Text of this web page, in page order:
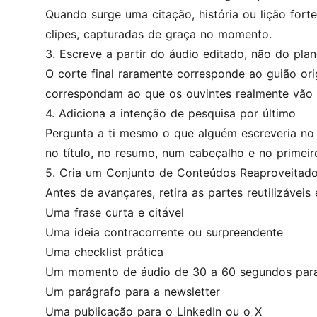
Quando surge uma citação, história ou lição
clipes, capturadas de graça no momento.
3. Escreve a partir do áudio editado, não do
O corte final raramente corresponde ao guião
correspondam ao que os ouvintes realmente vão
4. Adiciona a intenção de pesquisa por último
Pergunta a ti mesmo o que alguém escreveria
no título, no resumo, num cabeçalho e no
5. Cria um Conjunto de Conteúdos
Antes de avançares, retira as partes
Uma frase curta e citável
Uma ideia contracorrente ou surpreendente
Uma checklist prática
Um momento de áudio de 30 a 60 segundos
Um parágrafo para a newsletter
Uma publicação para o LinkedIn ou o X